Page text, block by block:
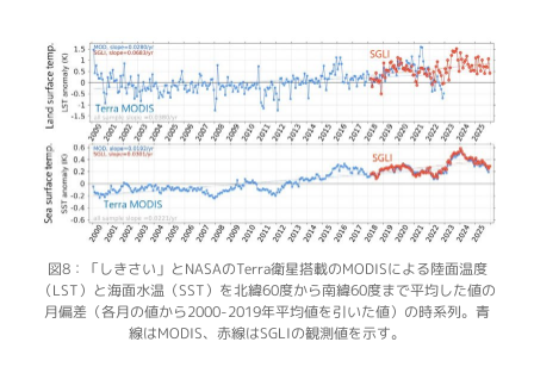
図8：「しきさい」とNASAのTerra衛星搭載のMODISによる陸面温度
（LST）と海面水温（SST）を北緯60度から南緯60度まで平均した値の
月偏差（各月の値から2000-2019年平均値を引いた値）の時系列。青
線はMODIS、赤線はSGLIの観測値を示す。